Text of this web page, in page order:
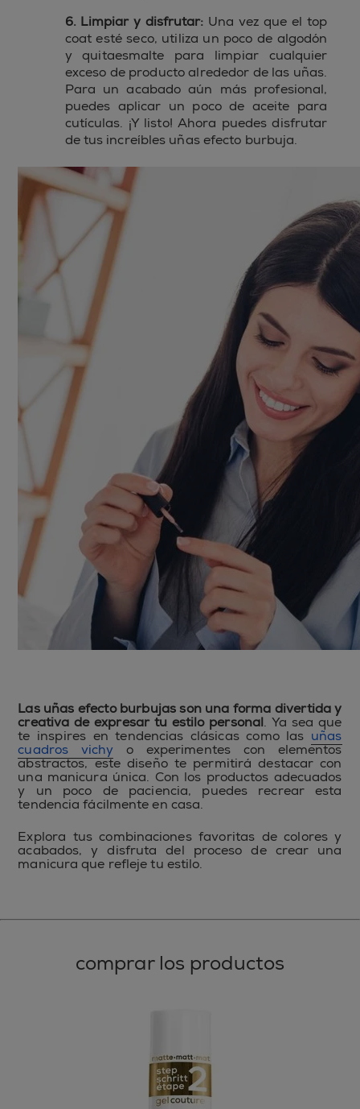
6. Limpiar y disfrutar: Una vez que el top
coat esté seco, utiliza un poco de algodón
y quitaesmalte para limpiar cualquier
exceso de producto alrededor de las uñas.
Para un acabado aún más profesional,
puedes aplicar un poco de aceite para
cutículas. ¡Y listo! Ahora puedes disfrutar
de tus increíbles uñas efecto burbuja.
Las uñas efecto burbujas son una forma divertida y
creativa de expresar tu estilo personal. Ya sea que
te inspires en tendencias clásicas como las uñas
cuadros vichy o experimentes con elementos
abstractos, este diseño te permitirá destacar con
una manicura única. Con los productos adecuados
y un poco de paciencia, puedes recrear esta
tendencia fácilmente en casa.
Explora tus combinaciones favoritas de colores y
acabados, y disfruta del proceso de crear una
manicura que refleje tu estilo.
comprar los productos